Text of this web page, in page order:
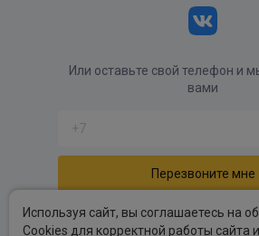
Или оставьте свой телефон и
вами
Отправляя форму вы соглашаетесь с
обработки персональных данных.
Используя сайт, вы соглашаетесь на
Cookies для корректной работы сайта